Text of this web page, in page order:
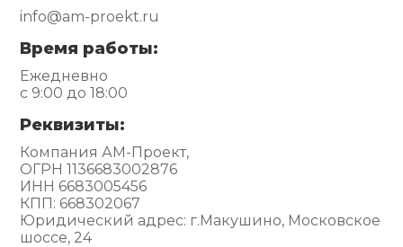
info@am-proekt.ru
Время работы:
Ежедневно
с 9:00 до 18:00
Реквизиты:
Компания АМ-Проект,
ОГРН 1136683002876
ИНН 6683005456
КПП: 668302067
Юридический адрес: г.Макушино, Московское
шоссе, 24